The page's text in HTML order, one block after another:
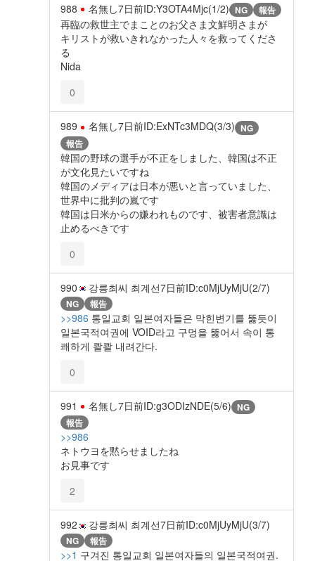
988 名無し7日前ID:Y3OTA4Mjc(1/2) NG 報告
再臨の救世主でまことのお父さま文鮮明さまが
キリストが救いきれなかった人々を救ってくださ
る
Nida
0
989 名無し7日前ID:ExNTc3MDQ(3/3) NG
報告
韓国の野球の選手が不正をしました、韓国は不正
が文化見たいですね
韓国のメディアは日本が悪いと言っていました、
世界中に批判の嵐です
韓国は日米からの嫌われものです、被害者意識は
止めるべきです
0
990 강릉최씨 최계선7日前ID:c0MjUyMjU(2/7)
NG 報告
>>986 통일교회 일본여자들은 막힌변기를 뚫듯이
일본국적여권에 VOID라고 구멍을 뚫어서 속이 통
쾌하게 콸콸 내려간다.
0
991 名無し7日前ID:g3ODIzNDE(5/6) NG
報告
>>986
ネトウヨを黙らせましたね
お見事です
2
992 강릉최씨 최계선7日前ID:c0MjUyMjU(3/7)
NG 報告
>>1 구겨진 통일교회 일본여자들의 일본국적여권.